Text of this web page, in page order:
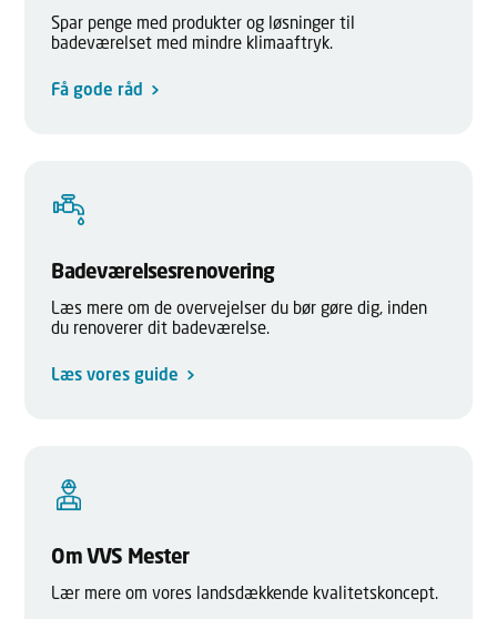
Spar penge med produkter og løsninger til
badeværelset med mindre klimaaftryk.
Få gode råd
Badeværelsesrenovering
Læs mere om de overvejelser du bør gøre dig, inden
du renoverer dit badeværelse.
Læs vores guide
Om VVS Mester
Lær mere om vores landsdækkende kvalitetskoncept.